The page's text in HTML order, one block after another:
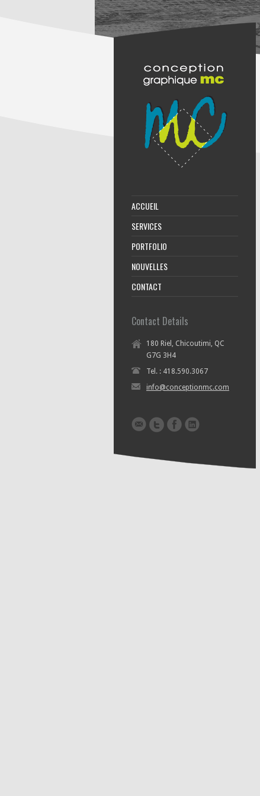
ACCUEIL
SERVICES
PORTFOLIO
NOUVELLES
CONTACT
Contact Details
180 Riel, Chicoutimi, QC
G7G 3H4
Tel. : 418.590.3067
info@conceptionmc.com